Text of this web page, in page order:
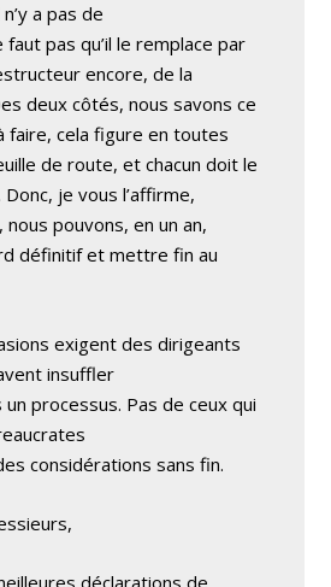
a pas de
pas qu’il le remplace par
encore, de la
deux côtés, nous savons ce
faire, cela figure en toutes
de route, et chacun doit le
je vous l’affirme,
nous pouvons, en un an,
définitif et mettre fin au
exigent des dirigeants
insuffler
un processus. Pas de ceux qui
considérations sans fin.
déclarations de